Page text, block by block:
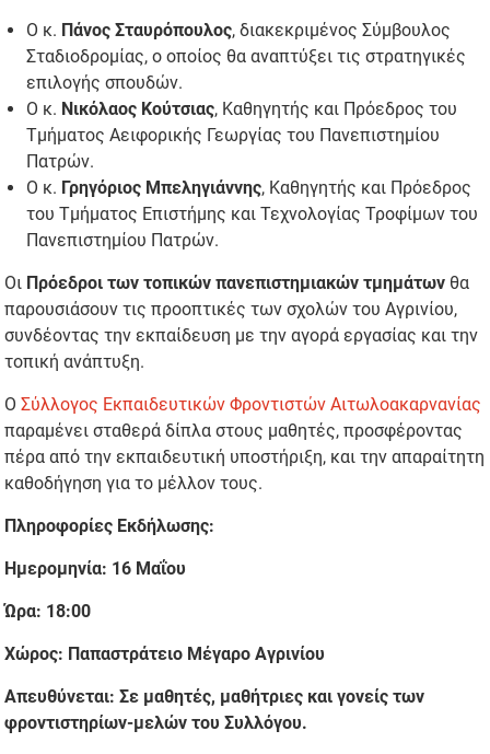
Ο κ. Πάνος Σταυρόπουλος, διακεκριμένος Σύμβουλος
Σταδιοδρομίας, ο οποίος θα αναπτύξει τις στρατηγικές
επιλογής σπουδών.
Ο κ. Νικόλαος Κούτσιας, Καθηγητής και Πρόεδρος του
Τμήματος Αειφορικής Γεωργίας του Πανεπιστημίου
Πατρών.
Ο κ. Γρηγόριος Μπεληγιάννης, Καθηγητής και Πρόεδρος
του Τμήματος Επιστήμης και Τεχνολογίας Τροφίμων του
Πανεπιστημίου Πατρών.
Οι Πρόεδροι των τοπικών πανεπιστημιακών τμημάτων θα
παρουσιάσουν τις προοπτικές των σχολών του Αγρινίου,
συνδέοντας την εκπαίδευση με την αγορά εργασίας και την
τοπική ανάπτυξη.
ΟΣύλλογος Εκπαιδευτικών Φροντιστών Αιτωλοακαρνανίας
παραμένει σταθερά δίπλα στους μαθητές, προσφέροντας
πέρα από την εκπαιδευτική υποστήριξη, και την απαραίτητη
καθοδήγηση για το μέλλον τους.
Πληροφορίες Εκδήλωσης:
Ημερομηνία: 16 Μαΐου
Ώρα: 18:00
Χώρος: Παπαστράτειο Μέγαρο Αγρινίου
Απευθύνεται: Σε μαθητές, μαθήτριες και γονείς των
φροντιστηρίων-μελών του Συλλόγου.